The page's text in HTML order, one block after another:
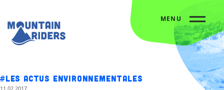
MENU
#Les actus environnementales
11.02.2017